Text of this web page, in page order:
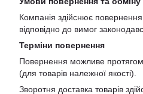
Компанія здійснює повернення
відповідно до вимог
Терміни повернення
Повернення можливе
(для товарів належної якості).
Зворотня доставка товарів